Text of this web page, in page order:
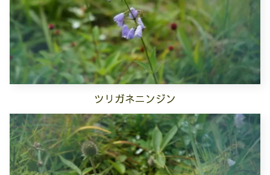
ツリガネニンジン